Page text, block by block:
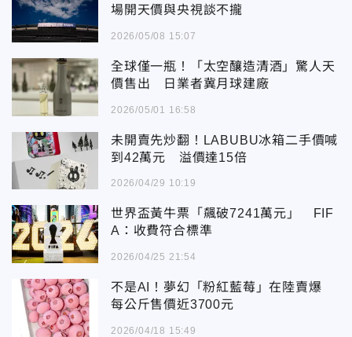
場開天價與央視談不攏
2026/05/08 15:07
全球僅一瓶！「太空釀造清酒」驚人天
價售出 日業者冀月球建廠
2026/05/01 16:58
未開賣先炒翻！LABUBU冰箱二手價喊
到42萬元 溢價達15倍
2026/04/29 10:19
世界盃黃牛票「飆破7241萬元」 FIF
A：收費符合標準
2026/04/25 21:54
不是AI！夢幻「粉紅藍莓」在陸賣爆
每公斤售價近3700元
2026/04/18 15:49